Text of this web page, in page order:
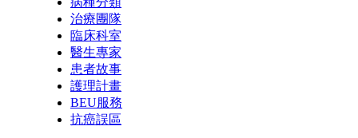
治療團隊
臨床科室
醫生專家
患者故事
護理計畫
BEU服務
抗癌誤區